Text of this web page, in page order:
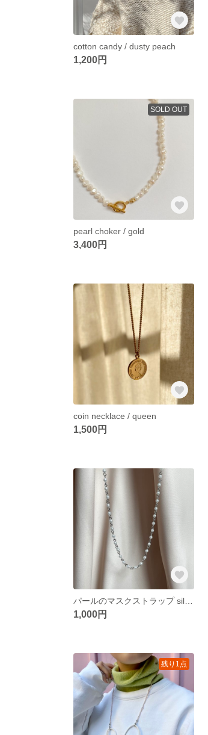
cotton candy / dusty peach
1,200円
SOLD OUT
pearl choker / gold
3,400円
coin necklace / queen
1,500円
1,000円
残り1点